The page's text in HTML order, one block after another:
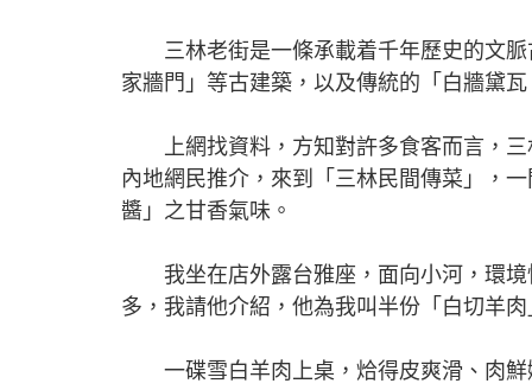
三林老街是一條承載着千年歷史的文脈
家牆門」等古建築，以及傳統的「白牆黛
上網找資料，方知對許多食客而言，三
內地網民推介，來到「三林民間傳菜」，
醬」之甘香氣味。
我坐在店外露台雅座，面向小河，環境
多，我請他介紹，他為我叫半份「白切羊
一碟雪白羊肉上桌，烚得皮爽滑、肉鮮